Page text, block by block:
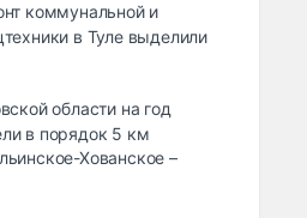
коммунальной и
в Туле выделили
области на год
в порядок 5 км
Хованское –